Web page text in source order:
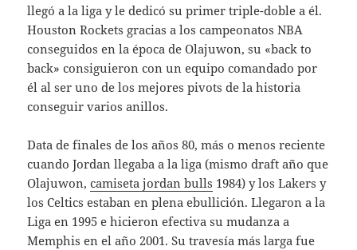
llegó a la liga y le dedicó su primer triple-doble a él.
Houston Rockets gracias a los campeonatos NBA
conseguidos en la época de Olajuwon, su «back to
back» consiguieron con un equipo comandado por
él al ser uno de los mejores pivots de la historia
conseguir varios anillos.
Data de finales de los años 80, más o menos reciente
cuando Jordan llegaba a la liga (mismo draft año que
Olajuwon,camiseta jordan bulls 1984) y los Lakers y
los Celtics estaban en plena ebullición. Llegaron a la
Liga en 1995 e hicieron efectiva su mudanza a
Memphis en el año 2001. Su travesía más larga fue